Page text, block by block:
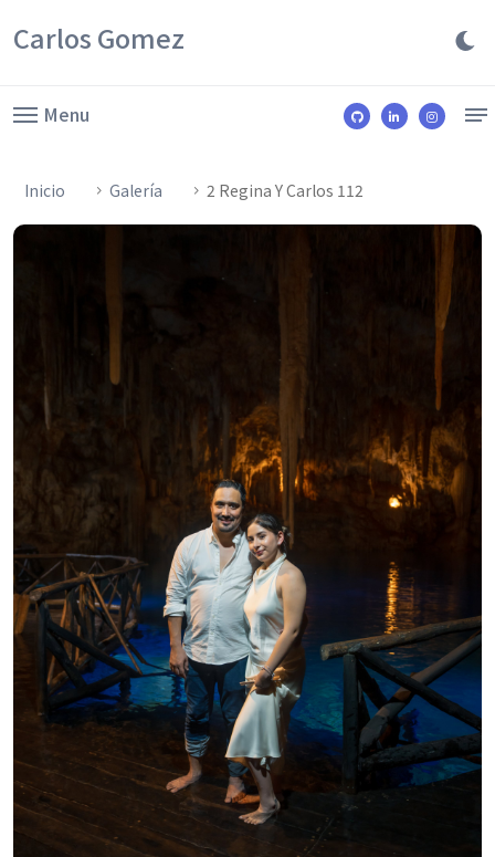
Carlos Gomez
Menu
Inicio Galería 2 Regina Y Carlos 112